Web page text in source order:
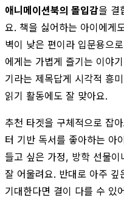
애니메이션북의 몰입감을 결
요. 책을 싫어하는 아이에게
벽이 낮은 편이라 입문용으
에게는 가볍게 즐기는 이야
기라는 제목답게 시각적 흥
읽기 활동에도 잘 맞아요.
추천 타겟을 구체적으로 잡
터 기반 독서를 좋아하는 아
들고 싶은 가정, 방학 선물
잘 어울려요. 반대로 아주
기대한다면 결이 다를 수 있